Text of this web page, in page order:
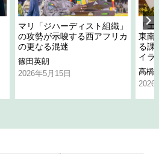
マリ「ジハーディスト組織」
の攻勢が示唆する西アフリカ
の更なる混迷
篠田英朗
2026年5月15日
「
東南
る課
イラ
高橋
2026